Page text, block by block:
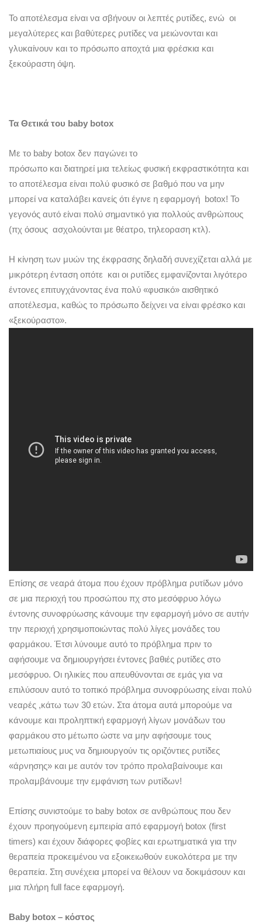
Το αποτέλεσμα είναι να σβήνουν οι λεπτές ρυτίδες, ενώ οι
μεγαλύτερες και βαθύτερες ρυτίδες να μειώνονται και
γλυκαίνουν και το πρόσωπο αποχτά μια φρέσκια και
ξεκούραστη όψη.
Τα Θετικά του baby botox
Με το baby botox δεν παγώνει το
πρόσωπο και διατηρεί μια τελείως φυσική εκφραστικότητα και
το αποτέλεσμα είναι πολύ φυσικό σε βαθμό που να μην
μπορεί να καταλάβει κανείς ότι έγινε η εφαρμογή botox! Το
γεγονός αυτό είναι πολύ σημαντικό για πολλούς ανθρώπους
(πχ όσους ασχολούνται με θέατρο, τηλεοραση κτλ).
Η κίνηση των μυών της έκφρασης δηλαδή συνεχίζεται αλλά με
μικρότερη ένταση οπότε και οι ρυτίδες εμφανίζονται λιγότερο
έντονες επιτυγχάνοντας ένα πολύ «φυσικό» αισθητικό
αποτέλεσμα, καθώς το πρόσωπο δείχνει να είναι φρέσκο και
«ξεκούραστο».
Επίσης σε νεαρά άτομα που έχουν πρόβλημα ρυτίδων μόνο
σε μια περιοχή του προσώπου πχ στο μεσόφρυο λόγω
έντονης συνοφρύωσης κάνουμε την εφαρμογή μόνο σε αυτήν
την περιοχή χρησιμοποιώντας πολύ λίγες μονάδες του
φαρμάκου. Έτσι λύνουμε αυτό το πρόβλημα πριν το
αφήσουμε να δημιουργήσει έντονες βαθιές ρυτίδες στο
μεσόφρυο. Οι ηλικίες που απευθύνονται σε εμάς για να
επιλύσουν αυτό το τοπικό πρόβλημα συνοφρύωσης είναι πολύ
νεαρές ,κάτω των 30 ετών. Στα άτομα αυτά μπορούμε να
κάνουμε και προληπτική εφαρμογή λίγων μονάδων του
φαρμάκου στο μέτωπο ώστε να μην αφήσουμε τους
μετωπιαίους μυς να δημιουργούν τις οριζόντιες ρυτίδες
«άρνησης» και με αυτόν τον τρόπο προλαβαίνουμε και
προλαμβάνουμε την εμφάνιση των ρυτίδων!
Επίσης συνιστούμε το baby botox σε ανθρώπους που δεν
έχουν προηγούμενη εμπειρία από εφαρμογή botox (first
timers) και έχουν διάφορες φοβίες και ερωτηματικά για την
θεραπεία προκειμένου να εξοικειωθούν ευκολότερα με την
θεραπεία. Στη συνέχεια μπορεί να θέλουν να δοκιμάσουν και
μια πλήρη full face εφαρμογή.
Baby botox – κόστος